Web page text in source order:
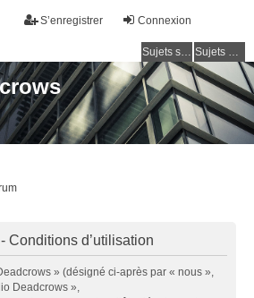
Connexion
S’enregistrer
Sujets sans réponse Sujets actifs
Conditions d’utilisation
» (désigné ci-après par « nous »,
Deadcrows »,